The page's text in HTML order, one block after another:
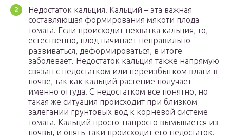
Недостаток кальция. Кальций – эта важная
составляющая формирования мякоти плода
томата. Если происходит нехватка кальция, то,
естественно, плод начинает неправильно
развиваться, деформироваться, в итоге
заболевает. Недостаток кальция также напрямую
связан с недостатком или переизбытком влаги в
почве, так как кальций растение получает
именно оттуда. С недостатком все понятно, но
такая же ситуация происходит при близком
залегании грунтовых вод к корневой системе
томата. Кальций просто-напросто вымывается из
почвы, и опять-таки происходит его недостаток.